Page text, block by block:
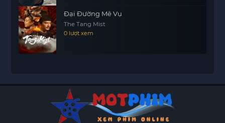
Đại Đường Mê Vụ
The Tang Mist
0 lượt xem